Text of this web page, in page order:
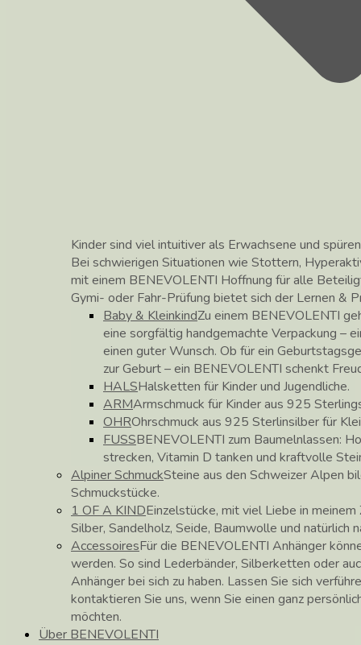
Kinder sind viel intuitiver als Erwachsene und
Bei schwierigen Situationen wie Stottern,
mit einem BENEVOLENTI Hoffnung für alle
Gymi- oder Fahr-Prüfung bietet sich der Lernen &
Baby & KleinkindZu einem BENEVOLENTI
eine sorgfältig handgemachte Verpackung –
einen guter Wunsch. Ob für ein
zur Geburt – ein BENEVOLENTI schenkt
HALSHalsketten für Kinder und Jugendliche.
ARMArmschmuck für Kinder aus 925
OHROhrschmuck aus 925 Sterlinsilber für
FUSSBENEVOLENTI zum Baumelnlassen:
strecken, Vitamin D tanken und kraftvolle
Alpiner SchmuckSteine aus den Schweizer Alpen
Schmuckstücke.
1 OF A KINDEinzelstücke, mit viel Liebe in
Silber, Sandelholz, Seide, Baumwolle und natürlich
AccessoiresFür die BENEVOLENTI Anhänger
werden. So sind Lederbänder, Silberketten oder
Anhänger bei sich zu haben. Lassen Sie sich
kontaktieren Sie uns, wenn Sie einen ganz
möchten.
Über BENEVOLENTI